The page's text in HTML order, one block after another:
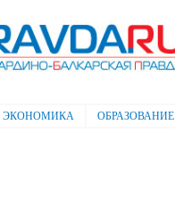
"Кабардино-
ЭКОНОМИКА ОБРАЗОВАНИЕ